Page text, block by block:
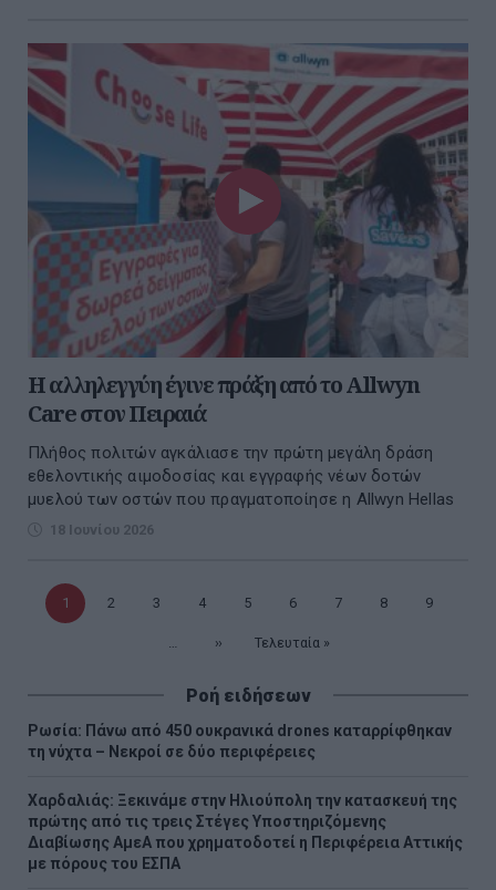
Η αλληλεγγύη έγινε πράξη από το Allwyn
Care στον Πειραιά
Πλήθος πολιτών αγκάλιασε την πρώτη μεγάλη δράση
εθελοντικής αιμοδοσίας και εγγραφής νέων δοτών
μυελού των οστών που πραγματοποίησε η Allwyn Hellas
18 Ιουνίου 2026
Τρέχουσα
1 Σελίδα
2 Σελίδα
3 Σελίδα
4 Σελίδα
5 Σελίδα
6 Σελίδα
7 Σελίδα
8 Σελίδα
9
Επόμενη
›› Τελευταία
Τελευταία »
Ροή ειδήσεων
Ρωσία: Πάνω από 450 ουκρανικά drones καταρρίφθηκαν
τη νύχτα – Νεκροί σε δύο περιφέρειες
Χαρδαλιάς: Ξεκινάμε στην Ηλιούπολη την κατασκευή της
πρώτης από τις τρεις Στέγες Υποστηριζόμενης
Διαβίωσης ΑμεΑ που χρηματοδοτεί η Περιφέρεια Αττικής
με πόρους του ΕΣΠΑ